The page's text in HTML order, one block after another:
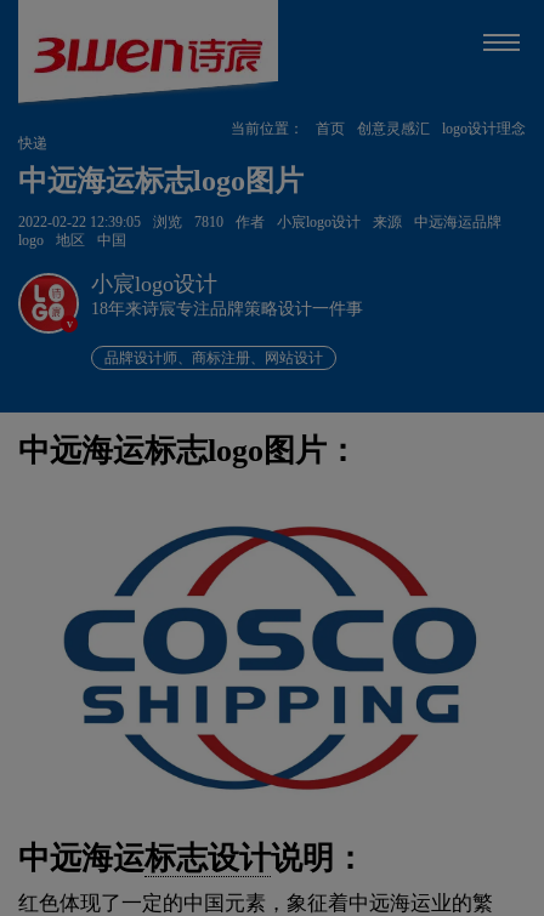
当前位置： 首页 创意灵感汇
logo设计理念
快递
中远海运标志logo图片
2022-02-22 12:39:05 浏览 7810 作者 小宸logo设计 来源
中远海运品牌
logo
地区 中国
v
小宸logo设计
18年来诗宸专注品牌策略设计一件事
品牌设计师、商标注册、网站设计
中远海运标志logo图片：
中远海运标志设计说明：
红色体现了一定的中国元素，象征着中远海运业的繁